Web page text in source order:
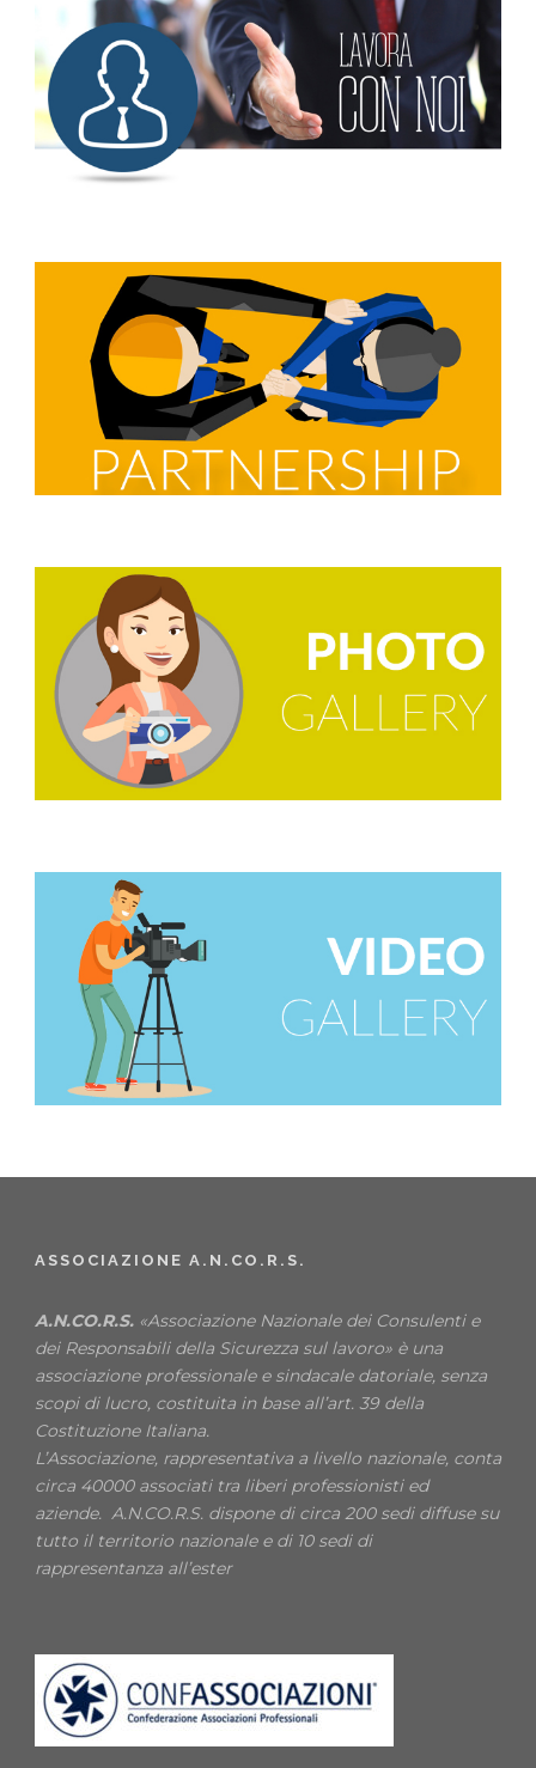
ASSOCIAZIONE A.N.CO.R.S.
A.N.CO.R.S. «Associazione Nazionale dei Consulenti e
dei Responsabili della Sicurezza sul lavoro» è una
associazione professionale e sindacale datoriale, senza
scopi di lucro, costituita in base all’art. 39 della
Costituzione Italiana.
L’Associazione, rappresentativa a livello nazionale, conta
circa 40000 associati tra liberi professionisti ed
aziende. A.N.CO.R.S. dispone di circa 200 sedi diffuse su
tutto il territorio nazionale e di 10 sedi di
rappresentanza all’ester